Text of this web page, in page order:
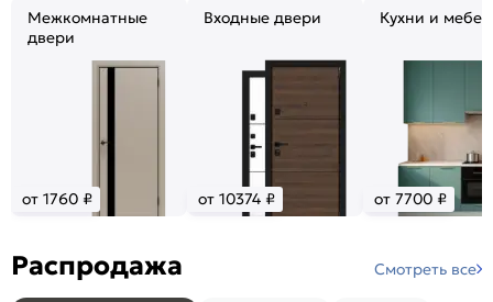
Межкомнатные
двери
от 1760 ₽
Входные двери
от 10374 ₽
Кухни и
от 7700 ₽
Распродажа Смотреть все